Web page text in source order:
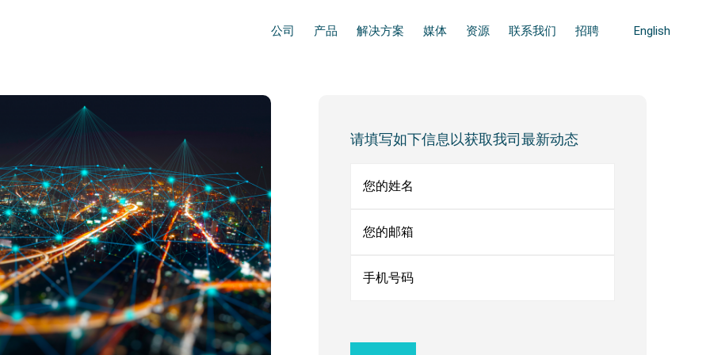
公司 产品 解决方案 媒体 资源 联系我们 招聘 English
Sidebar
请填写如下信息以获取我司最新动态